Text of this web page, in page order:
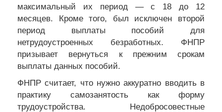
максимальный их период — с 18 до 12
месяцев. Кроме того, был исключен второй
период выплаты пособий для
нетрудоустроенных безработных. ФНПР
призывает вернуться к прежним срокам
выплаты данных пособий.
ФНПР считает, что нужно аккуратно вводить в
практику самозанятость как форму
трудоустройства. Недобросовестные